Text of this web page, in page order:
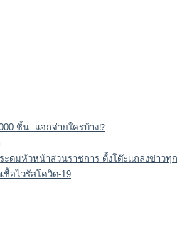
ชิ้น..แจกจ่ายใครบ้าง⁉️
ดมหัวหน้าส่วนราชการ ตั้งโต๊ะแถลงข่าว
ชื้อไวรัสโควิด-19